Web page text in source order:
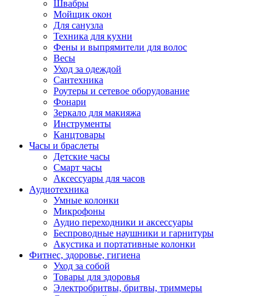
Швабры
Мойщик окон
Для санузла
Техника для кухни
Фены и выпрямители для волос
Весы
Уход за одеждой
Сантехника
Роутеры и сетевое оборудование
Фонари
Зеркало для макияжа
Инструменты
Канцтовары
Часы и браслеты
Детские часы
Смарт часы
Аксессуары для часов
Аудиотехника
Умные колонки
Микрофоны
Аудио переходники и аксессуары
Беспроводные наушники и гарнитуры
Акустика и портативные колонки
Фитнес, здоровье, гигиена
Уход за собой
Товары для здоровья
Электробритвы, бритвы, триммеры